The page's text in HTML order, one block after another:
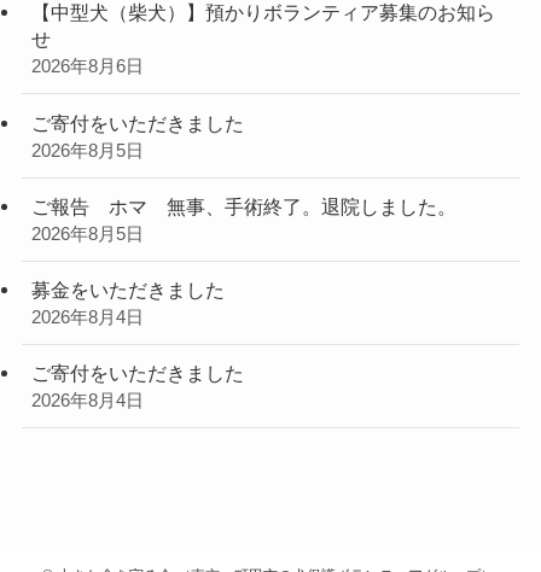
【中型犬（柴犬）】預かりボランティア募集のお知ら
せ
2026年8月6日
ご寄付をいただきました
2026年8月5日
ご報告 ホマ 無事、手術終了。退院しました。
2026年8月5日
募金をいただきました
2026年8月4日
ご寄付をいただきました
2026年8月4日